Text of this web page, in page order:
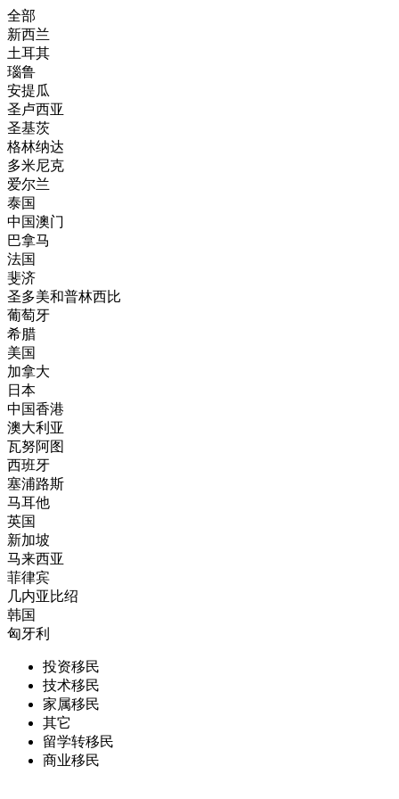
全部
新西兰
土耳其
瑙鲁
安提瓜
圣卢西亚
圣基茨
格林纳达
多米尼克
爱尔兰
泰国
中国澳门
巴拿马
法国
斐济
圣多美和普林西比
葡萄牙
希腊
美国
加拿大
日本
中国香港
澳大利亚
瓦努阿图
西班牙
塞浦路斯
马耳他
英国
新加坡
马来西亚
菲律宾
几内亚比绍
韩国
匈牙利
投资移民
技术移民
家属移民
其它
留学转移民
商业移民